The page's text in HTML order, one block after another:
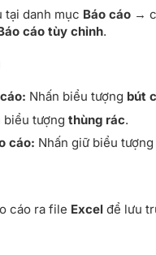
tại danh mục Báo cáo →
cáo tùy chỉnh.
Nhấn biểu tượng bút
biểu tượng thùng rác.
cáo: Nhấn giữ biểu tượng
cáo ra file Excel để lưu